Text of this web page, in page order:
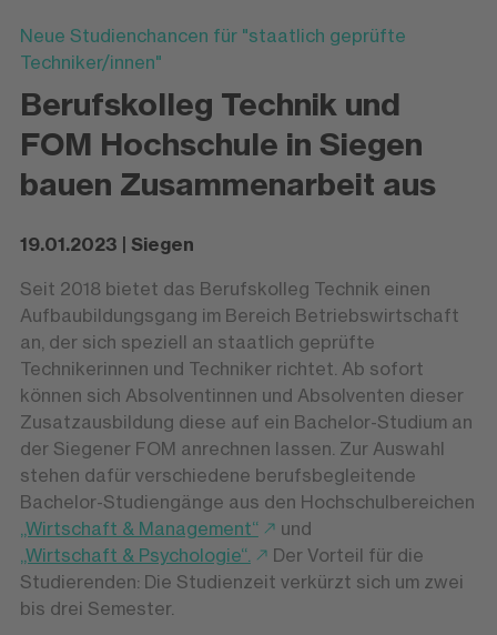
Neue Studienchancen für "staatlich geprüfte
Techniker/innen"
Berufskolleg Technik und
FOM Hochschule in Siegen
bauen Zusammenarbeit aus
19.01.2023 | Siegen
Seit 2018 bietet das Berufskolleg Technik einen
Aufbaubildungsgang im Bereich Betriebswirtschaft
an, der sich speziell an staatlich geprüfte
Technikerinnen und Techniker richtet. Ab sofort
können sich Absolventinnen und Absolventen dieser
Zusatzausbildung diese auf ein Bachelor-Studium an
der Siegener FOM anrechnen lassen. Zur Auswahl
stehen dafür verschiedene berufsbegleitende
Bachelor-Studiengänge aus den Hochschulbereichen
„Wirtschaft & Management“
und
„Wirtschaft & Psychologie“.
Der Vorteil für die
Studierenden: Die Studienzeit verkürzt sich um zwei
bis drei Semester.